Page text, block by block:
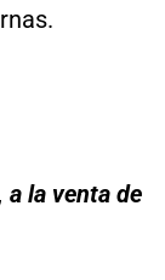
la venta de